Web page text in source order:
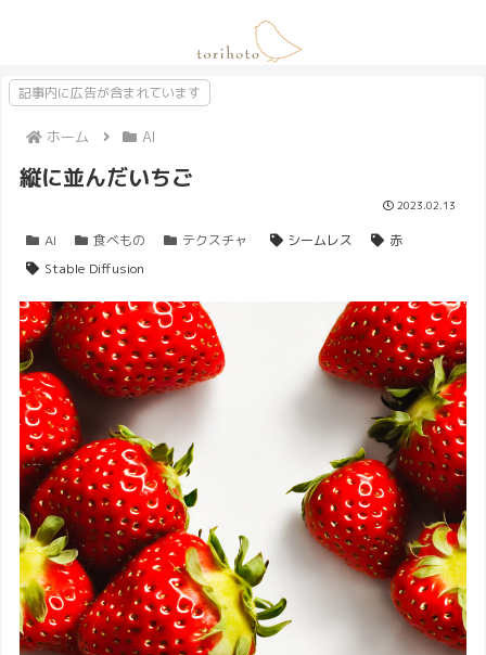
記事内に広告が含まれています
ホーム AI
縦に並んだいちご
2023.02.13
AI 食べもの テクスチャ シームレス
赤
Stable Diffusion